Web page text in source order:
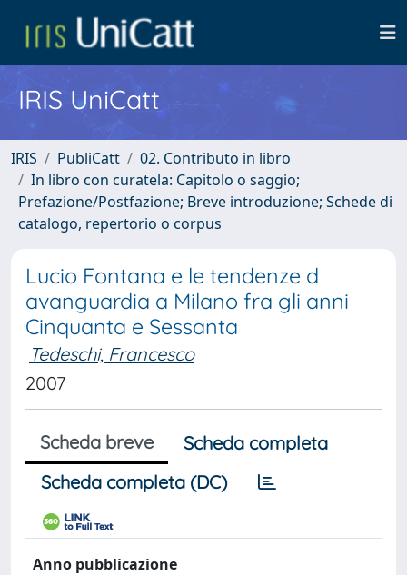
IRIS UniCatt
IRIS PubliCatt
02. Contributo in libro
In libro con curatela: Capitolo o saggio;
Prefazione/Postfazione; Breve introduzione; Schede di
catalogo, repertorio o corpus
Lucio Fontana e le tendenze d
avanguardia a Milano fra gli anni
Cinquanta e Sessanta
Tedeschi, Francesco
2007
Scheda breve
Scheda completa
Scheda completa (DC)
Anno pubblicazione